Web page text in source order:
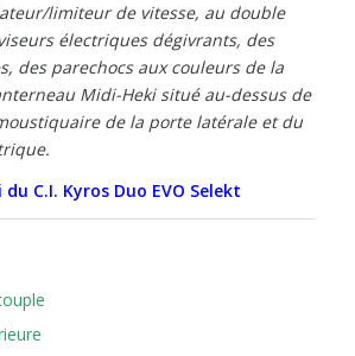
limiteur de vitesse, au double
électriques dégivrants, des
des parechocs aux couleurs de la
Midi-Heki situé au-dessus de
de la porte latérale et du
C.I. Kyros Duo EVO Selekt